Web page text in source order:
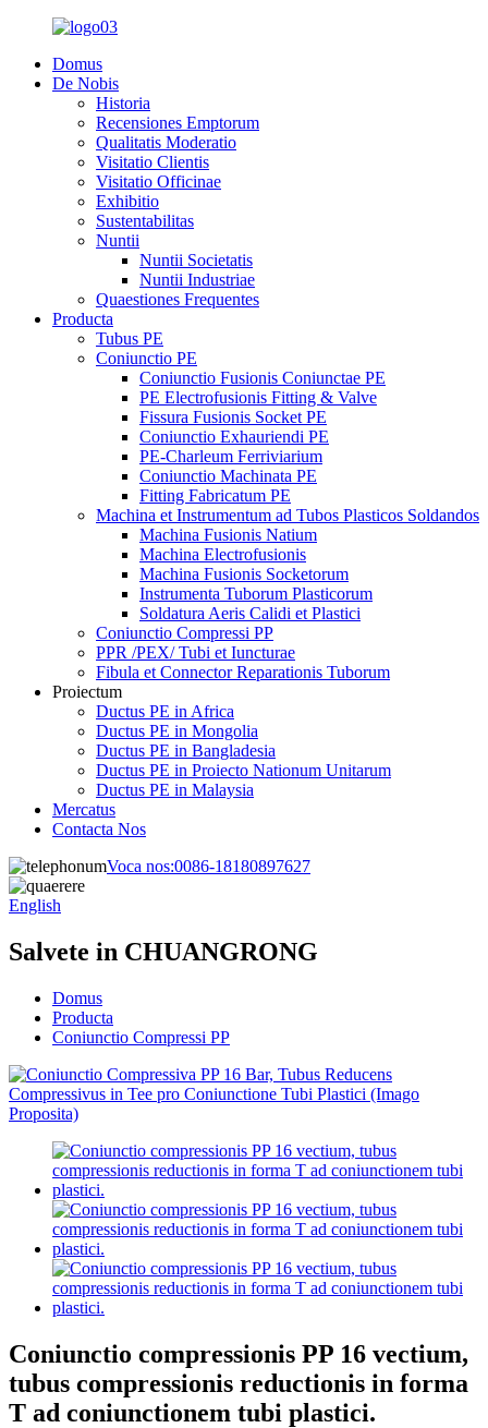
Domus
De Nobis
Historia
Recensiones Emptorum
Qualitatis Moderatio
Visitatio Clientis
Visitatio Officinae
Exhibitio
Sustentabilitas
Nuntii
Nuntii Societatis
Nuntii Industriae
Quaestiones Frequentes
Producta
Tubus PE
Coniunctio PE
Coniunctio Fusionis Coniunctae PE
PE Electrofusionis Fitting & Valve
Fissura Fusionis Socket PE
Coniunctio Exhauriendi PE
PE-Charleum Ferriviarium
Coniunctio Machinata PE
Fitting Fabricatum PE
Machina et Instrumentum ad Tubos Plasticos Soldandos
Machina Fusionis Natium
Machina Electrofusionis
Machina Fusionis Socketorum
Instrumenta Tuborum Plasticorum
Soldatura Aeris Calidi et Plastici
Coniunctio Compressi PP
PPR /PEX/ Tubi et Iuncturae
Fibula et Connector Reparationis Tuborum
Proiectum
Ductus PE in Africa
Ductus PE in Mongolia
Ductus PE in Bangladesia
Ductus PE in Proiecto Nationum Unitarum
Ductus PE in Malaysia
Mercatus
Contacta Nos
Voca nos:0086-18180897627
English
Salvete in CHUANGRONG
Domus
Producta
Coniunctio Compressi PP
Coniunctio compressionis PP 16 vectium,
tubus compressionis reductionis in forma
T ad coniunctionem tubi plastici.